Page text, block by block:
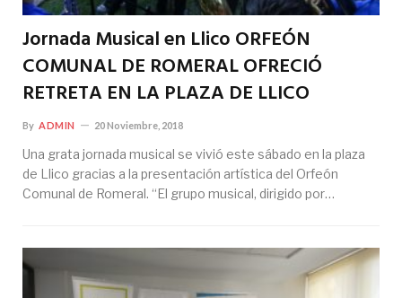
Jornada Musical en Llico ORFEÓN
COMUNAL DE ROMERAL OFRECIÓ
RETRETA EN LA PLAZA DE LLICO
By ADMIN 20 Noviembre, 2018
Una grata jornada musical se vivió este sábado en la plaza
de Llico gracias a la presentación artística del Orfeón
Comunal de Romeral. “El grupo musical, dirigido por…